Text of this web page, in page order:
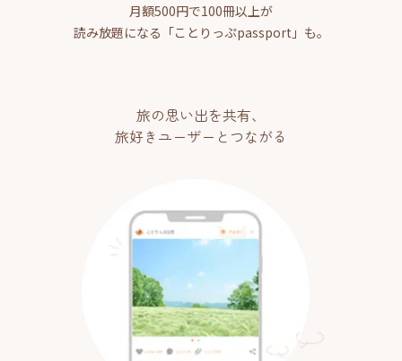
月額500円で100冊以上が
読み放題になる「ことりっぷpassport」も。
旅の思い出を共有、
旅好きユーザーとつながる